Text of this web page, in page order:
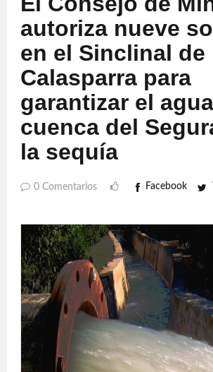
autoriza nueve
en el Sinclinal de
Calasparra para
garantizar el
cuenca del
la sequía
0 Comentarios Facebook